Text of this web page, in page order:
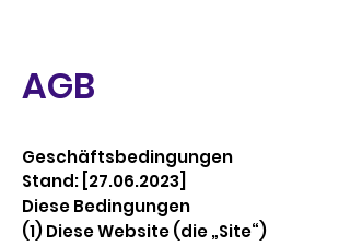
AGB
Geschäftsbedingungen
Stand: [27.06.2023]
Diese Bedingungen
(1) Diese Website (die „Site“)